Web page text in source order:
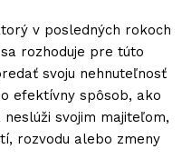
v posledných rokoch
rozhoduje pre túto
svoju nehnuteľnosť
efektívny spôsob, ako
svojim majiteľom,
rozvodu alebo zmeny